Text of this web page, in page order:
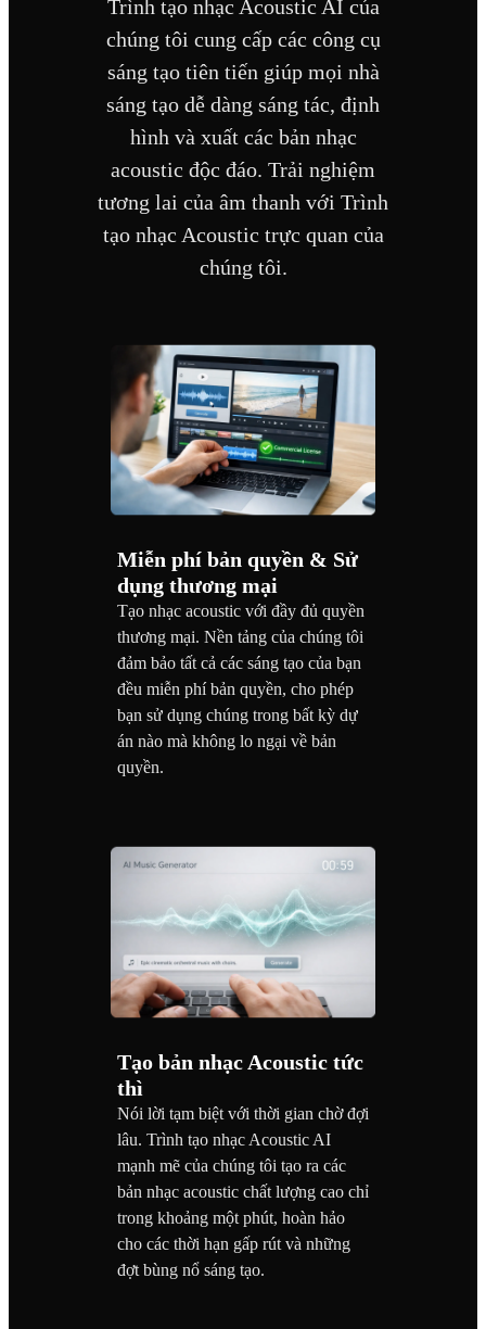
Trình tạo nhạc Acoustic AI của
chúng tôi cung cấp các công cụ
sáng tạo tiên tiến giúp mọi nhà
sáng tạo dễ dàng sáng tác, định
hình và xuất các bản nhạc
acoustic độc đáo. Trải nghiệm
tương lai của âm thanh với Trình
tạo nhạc Acoustic trực quan của
chúng tôi.
Miễn phí bản quyền & Sử
dụng thương mại
Tạo nhạc acoustic với đầy đủ quyền
thương mại. Nền tảng của chúng tôi
đảm bảo tất cả các sáng tạo của bạn
đều miễn phí bản quyền, cho phép
bạn sử dụng chúng trong bất kỳ dự
án nào mà không lo ngại về bản
quyền.
Tạo bản nhạc Acoustic tức
thì
Nói lời tạm biệt với thời gian chờ đợi
lâu. Trình tạo nhạc Acoustic AI
mạnh mẽ của chúng tôi tạo ra các
bản nhạc acoustic chất lượng cao chỉ
trong khoảng một phút, hoàn hảo
cho các thời hạn gấp rút và những
đợt bùng nổ sáng tạo.